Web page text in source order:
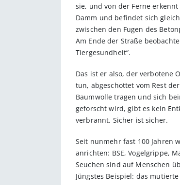
sie, und von der Ferne
Damm und befindet sich
zwischen den Fugen des
Am Ende der Straße
Tiergesundheit“.
Das ist er also, der verbotene
tun, abgeschottet vom Rest
Baumwolle tragen und sich
geforscht wird, gibt es kein
verbrannt. Sicher ist sicher.
Seit nunmehr fast 100 Jahren
anrichten: BSE, Vogelgrippe,
Seuchen sind auf Menschen
Jüngstes Beispiel: das